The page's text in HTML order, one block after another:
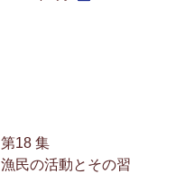
第18 集
漁民の活動とその習